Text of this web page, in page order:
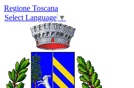
Regione Toscana
Select Language ▼